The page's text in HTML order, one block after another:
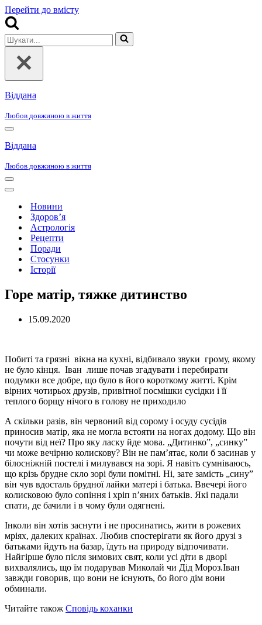
Перейти до вмісту
Шукати...
Віддана
Любов довжиною в життя
Меню
навігації
Віддана
Любов довжиною в життя
Меню
навігації
Меню
навігаціїНовини
Здоров’я
Астрологія
Рецепти
Поради
Стосунки
Історії
Горе матір, тяжке дитинство
15.09.2020
Побиті та грязні вікна на кухні, відбивало звуки грому, якому
не було кінця. Іван лише почав згадувати і перебирати
подумки все добре, що було в його короткому житті. Крім
вірних чотирьох друзів, привітної посмішки сусідки і її
теплого борщу нічого в голову не приходило
А скільки разів, він червоний від сорому і осуду сусідів
приносив матір, яка не могла встояти на ногах додому. Що він
почути від неї? Про яку ласку йде мова. „Дитинко”, „синку”
чи може вечірню колискову? Він не пам’ятає, коли б засинав у
білосніжній постелі і милувався на зорі. Я навіть сумніваюсь,
що крізь брудне скло зорі були помітні. Ні, зате замість „сину”
він чув вдосталь брудної лaйки матері і батька. Ввечері його
колисковою було сопіння і хріп n’яних батьків. Які падали
спати, де бачили і в чому були одягнені.
Інколи він хотів заснути і не просинатись, жити в рожевих
мріях, далеких країнах. Любив спостерігати як його друзі з
батьками йдуть на базар, їдуть на природу відпочивати.
Найгірше було після зимових свят, коли усі діти в дворі
вихвалялись, що їм подарував Миколай чи Дід Мороз.Іван
завжди говорив, що вони не існують, бо його дім вони
обминали.
Читайте також Сповідь коханки